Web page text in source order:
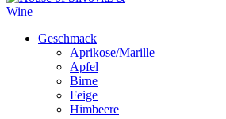
Geschmack
Aprikose/Marille
Apfel
Birne
Feige
Himbeere